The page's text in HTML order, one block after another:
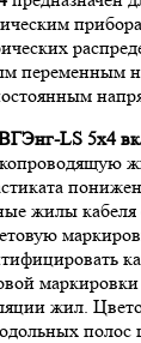
переменным
LS 5х4
жилы
жил.
полос